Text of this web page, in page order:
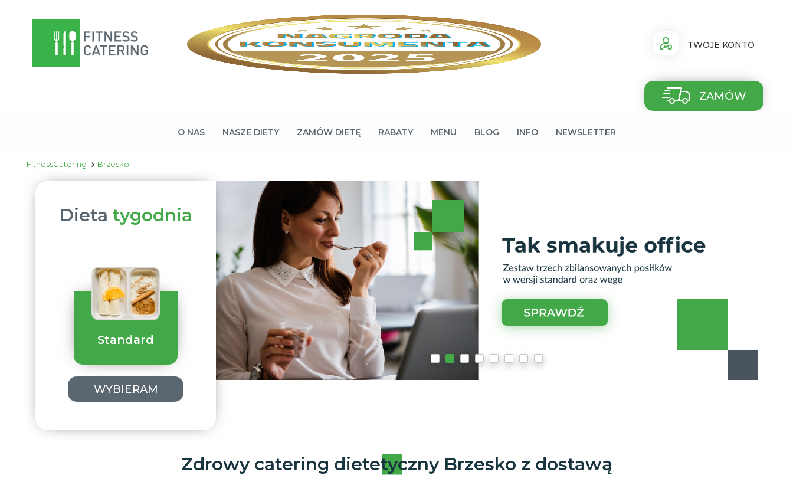
TWOJE KONTO
ZAMÓW
O NAS NASZE DIETY ZAMÓW DIETĘ RABATY MENU BLOG INFO NEWSLETTER
FitnessCatering Brzesko
Dieta tygodnia
Standard
WYBIERAM
Zdrowy catering dietetyczny Brzesko z dostawą